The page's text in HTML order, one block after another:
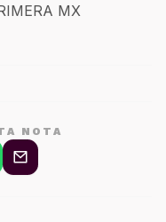
MX
NOTA